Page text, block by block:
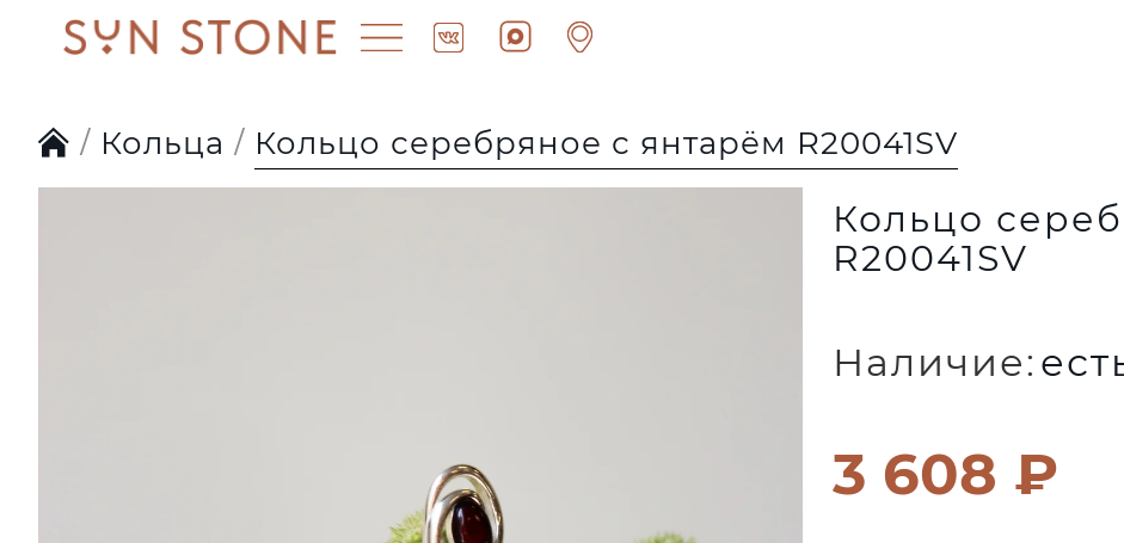
Кольца Кольцо серебряное с янтарём R20041SV
Кольцо
R20041SV
3 608 ₽
Наличие: